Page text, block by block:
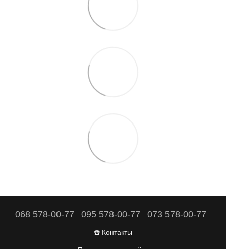
068 578-00-77 095 578-00-77 073 578-00-77
☎️ Контакты